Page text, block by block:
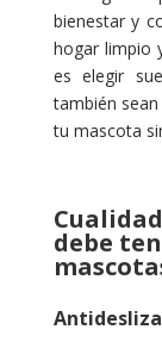
bienestar y
hogar limpio
es elegir
también
tu mascota
debe